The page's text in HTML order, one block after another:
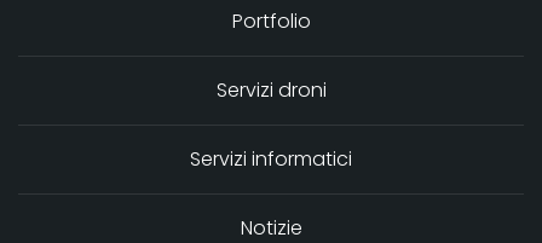
Portfolio
Servizi droni
Servizi informatici
Notizie